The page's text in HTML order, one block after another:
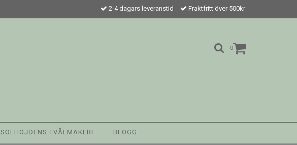
2-4 dagars leveranstid Fraktfritt över 500kr
0
SOLHÖJDENS TVÅLMAKERI BLOGG